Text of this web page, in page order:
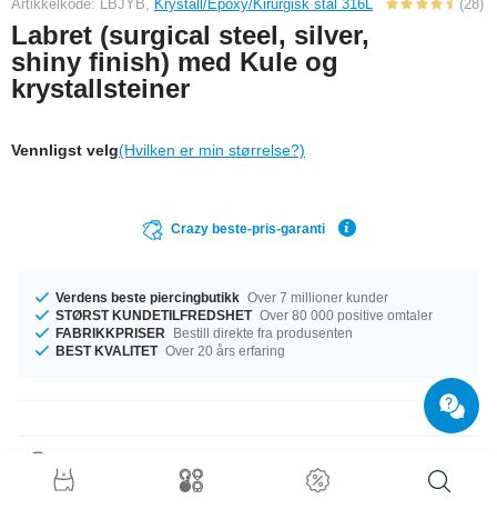
Artikkelkode: LBJYB, Krystall/Epoxy/Kirurgisk stål 316L (28)
Labret (surgical steel, silver,
shiny finish) med Kule og
krystallsteiner
Vennligst velg(Hvilken er min størrelse?)
Crazy beste-pris-garanti
Verdens beste piercingbutikk Over 7 millioner kunder
STØRST KUNDETILFREDSHET Over 80 000 positive omtaler
FABRIKKPRISER
Bestill direkte fra produsenten
BEST KVALITET Over 20 års erfaring
This article is available in the gauges of 1.2mm and 1.6mm. The available